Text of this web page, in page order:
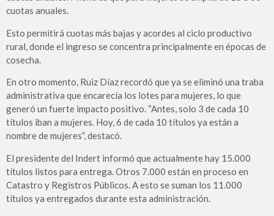
cuotas anuales.
Esto permitirá cuotas más bajas y acordes al ciclo productivo
rural, donde el ingreso se concentra principalmente en épocas de
cosecha.
En otro momento, Ruiz Díaz recordó que ya se eliminó una traba
administrativa que encarecía los lotes para mujeres, lo que
generó un fuerte impacto positivo. “Antes, solo 3 de cada 10
títulos iban a mujeres. Hoy, 6 de cada 10 títulos ya están a
nombre de mujeres”, destacó.
El presidente del Indert informó que actualmente hay 15.000
títulos listos para entrega. Otros 7.000 están en proceso en
Catastro y Registros Públicos. A esto se suman los 11.000
títulos ya entregados durante esta administración.